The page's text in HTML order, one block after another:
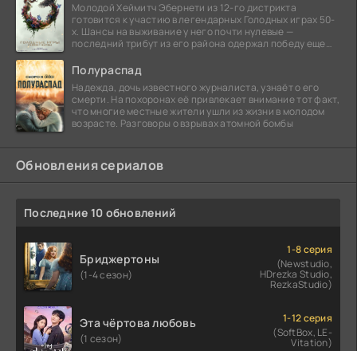
Молодой Хеймитч Эбернети из 12-го дистрикта
готовится к участию в легендарных Голодных играх 50-
х. Шансы на выживание у него почти нулевые —
последний трибут из его района одержал победу еще
Полураспад
Надежда, дочь известного журналиста, узнаёт о его
смерти. На похоронах её привлекает внимание тот факт,
что многие местные жители ушли из жизни в молодом
возрасте. Разговоры о взрывах атомной бомбы
Обновления сериалов
Последние 10 обновлений
Бриджертоны
(1-4 сезон)
1-8 серия
(Newstudio,
HDrezka Studio,
RezkaStudio)
Эта чёртова любовь
(1 сезон)
1-12 серия
(SoftBox, LE-
Vitation)